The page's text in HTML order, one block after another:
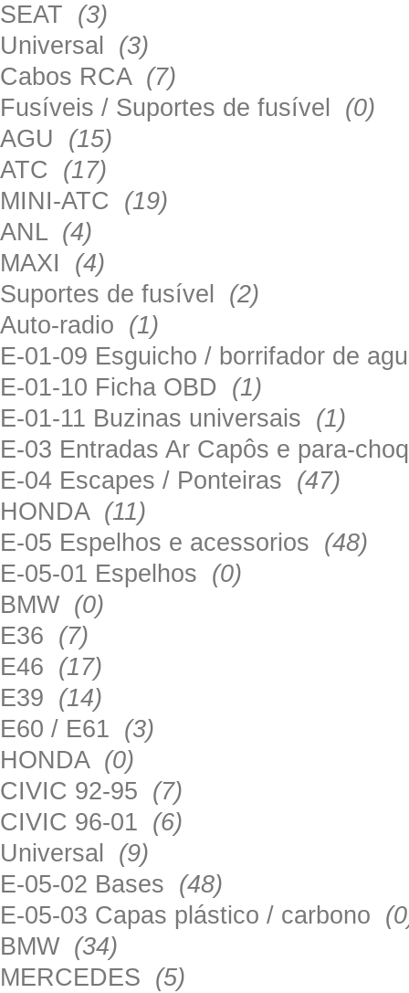
SEAT (3)
Universal (3)
Cabos RCA (7)
Fusíveis / Suportes de fusível (0)
AGU (15)
ATC (17)
MINI-ATC (19)
ANL (4)
MAXI (4)
Suportes de fusível (2)
Auto-radio (1)
E-01-09 Esguicho / borrifador de
E-01-10 Ficha OBD (1)
E-01-11 Buzinas universais (1)
E-03 Entradas Ar Capôs e para-
E-04 Escapes / Ponteiras (47)
HONDA (11)
E-05 Espelhos e acessorios (48)
E-05-01 Espelhos (0)
BMW (0)
E36 (7)
E46 (17)
E39 (14)
E60 / E61 (3)
HONDA (0)
CIVIC 92-95 (7)
CIVIC 96-01 (6)
Universal (9)
E-05-02 Bases (48)
E-05-03 Capas plástico / carbono
BMW (34)
MERCEDES (5)